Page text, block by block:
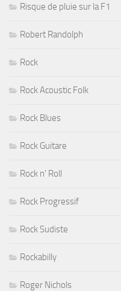
Risque de pluie sur la F1
Robert Randolph
Rock
Rock Acoustic Folk
Rock Blues
Rock Guitare
Rock n' Roll
Rock Progressif
Rock Sudiste
Rockabilly
Roger Nichols